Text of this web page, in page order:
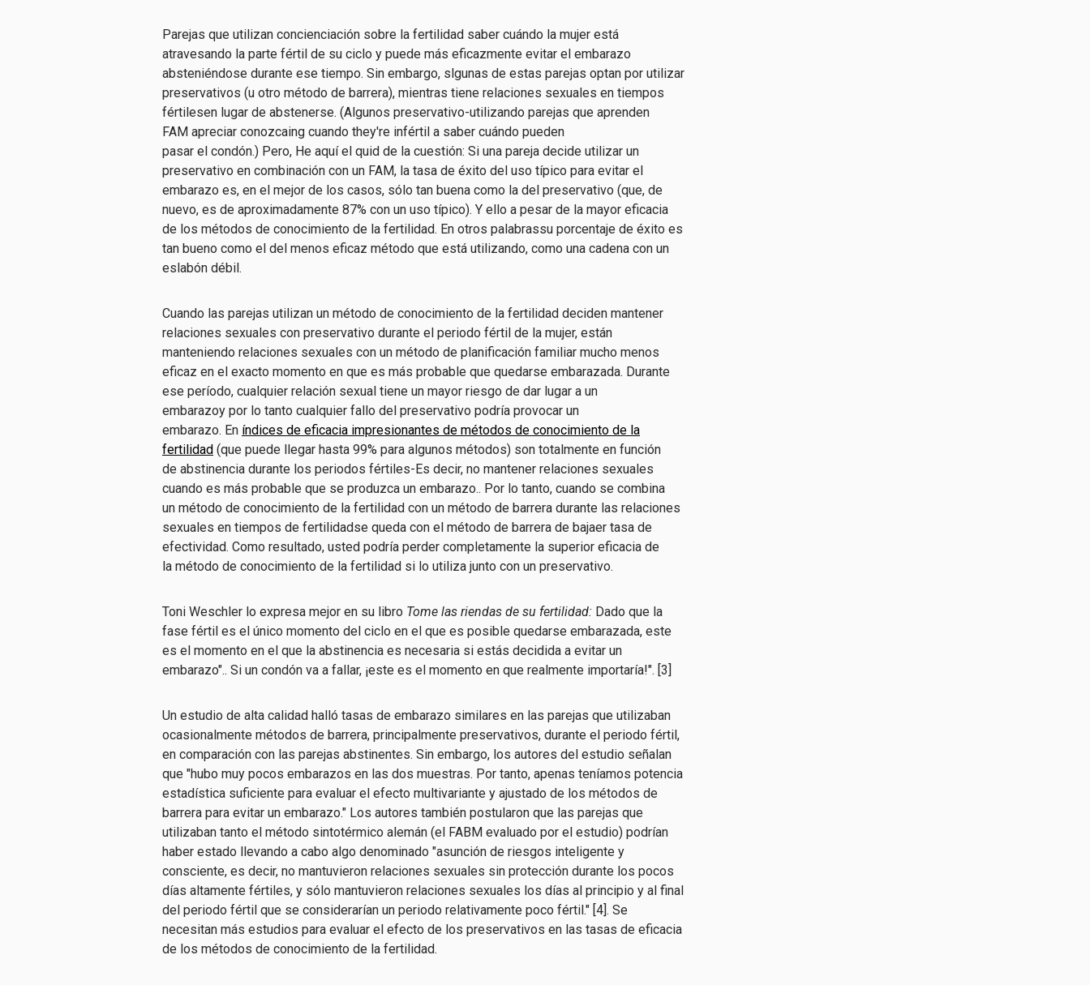
Parejas que utilizan concienciación sobre la fertilidad saber cuándo la mujer está
atravesando la parte fértil de su ciclo y puede más eficazmente evitar el embarazo
absteniéndose durante ese tiempo. Sin embargo, slgunas de estas parejas optan por utilizar
preservativos (u otro método de barrera), mientras tiene relaciones sexuales en tiempos
fértilesen lugar de abstenerse. (Algunos preservativo-utilizando parejas que aprenden
FAM apreciar conozcaing cuando they're infértil a saber cuándo pueden
pasar el condón.) Pero, He aquí el quid de la cuestión: Si una pareja decide utilizar un
preservativo en combinación con un FAM, la tasa de éxito del uso típico para evitar el
embarazo es, en el mejor de los casos, sólo tan buena como la del preservativo (que, de
nuevo, es de aproximadamente 87% con un uso típico). Y ello a pesar de la mayor eficacia
de los métodos de conocimiento de la fertilidad. En otros palabrassu porcentaje de éxito es
tan bueno como el del menos eficaz método que está utilizando, como una cadena con un
eslabón débil.
Cuando las parejas utilizan un método de conocimiento de la fertilidad deciden mantener
relaciones sexuales con preservativo durante el periodo fértil de la mujer, están
manteniendo relaciones sexuales con un método de planificación familiar mucho menos
eficaz en el exacto momento en que es más probable que quedarse embarazada. Durante
ese período, cualquier relación sexual tiene un mayor riesgo de dar lugar a un
embarazoy por lo tanto cualquier fallo del preservativo podría provocar un
embarazo. En índices de eficacia impresionantes de métodos de conocimiento de la
fertilidad (que puede llegar hasta 99% para algunos métodos) son totalmente en función
de abstinencia durante los periodos fértiles-Es decir, no mantener relaciones sexuales
cuando es más probable que se produzca un embarazo.. Por lo tanto, cuando se combina
un método de conocimiento de la fertilidad con un método de barrera durante las relaciones
sexuales en tiempos de fertilidadse queda con el método de barrera de bajaer tasa de
efectividad. Como resultado, usted podría perder completamente la superior eficacia de
la método de conocimiento de la fertilidad si lo utiliza junto con un preservativo.
Toni Weschler lo expresa mejor en su libro Tome las riendas de su fertilidad: Dado que la
fase fértil es el único momento del ciclo en el que es posible quedarse embarazada, este
es el momento en el que la abstinencia es necesaria si estás decidida a evitar un
embarazo".. Si un condón va a fallar, ¡este es el momento en que realmente importaría!". [3]
Un estudio de alta calidad halló tasas de embarazo similares en las parejas que utilizaban
ocasionalmente métodos de barrera, principalmente preservativos, durante el periodo fértil,
en comparación con las parejas abstinentes. Sin embargo, los autores del estudio señalan
que "hubo muy pocos embarazos en las dos muestras. Por tanto, apenas teníamos potencia
estadística suficiente para evaluar el efecto multivariante y ajustado de los métodos de
barrera para evitar un embarazo." Los autores también postularon que las parejas que
utilizaban tanto el método sintotérmico alemán (el FABM evaluado por el estudio) podrían
haber estado llevando a cabo algo denominado "asunción de riesgos inteligente y
consciente, es decir, no mantuvieron relaciones sexuales sin protección durante los pocos
días altamente fértiles, y sólo mantuvieron relaciones sexuales los días al principio y al final
del periodo fértil que se considerarían un periodo relativamente poco fértil." [4]. Se
necesitan más estudios para evaluar el efecto de los preservativos en las tasas de eficacia
de los métodos de conocimiento de la fertilidad.